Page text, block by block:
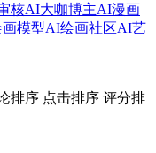
核AI大咖博主AI漫画
模型AI绘画社区AI艺
排序 点击排序 评分排